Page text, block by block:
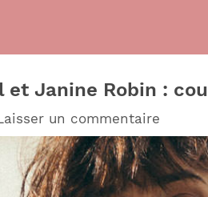
et Janine Robin :
un commentaire